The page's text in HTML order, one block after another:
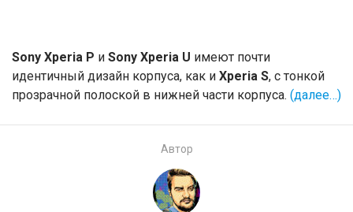
Sony Xperia P и Sony Xperia U имеют почти
идентичный дизайн корпуса, как и Xperia S, с тонкой
прозрачной полоской в нижней части корпуса. (далее…)
Автор